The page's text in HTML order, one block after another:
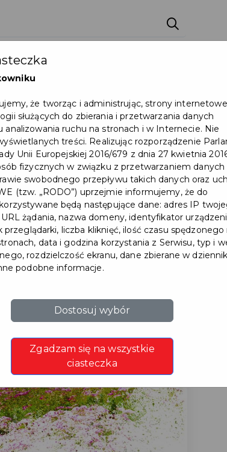
Programy
Miasta Załatw sprawę
Ochrona ludności
będzie nieczynny
że tworząc i administrując, strony internetowe
służących do zbierania i przetwarzania danych
analizowania ruchu na stronach i w Internecie. Nie
treści. Realizując rozporządzenie
Unii Europejskiej 2016/679 z dnia 27 kwietnia
fizycznych w związku z przetwarzaniem danych
swobodnego przepływu takich danych oraz
(tzw. „RODO”) uprzejmie informujemy, że do
będą następujące dane: adres IP
żądania, nazwa domeny, identyfikator
przeglądarki, liczba kliknięć, ilość czasu spędzonego
data i godzina korzystania z Serwisu, typ i
rozdzielczość ekranu, dane zbierane w
podobne informacje.
Dostosuj wybór
Zgadzam się na wszystkie
ciasteczka